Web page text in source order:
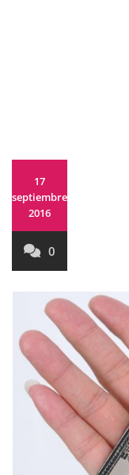
17
septiembre,
2016
0